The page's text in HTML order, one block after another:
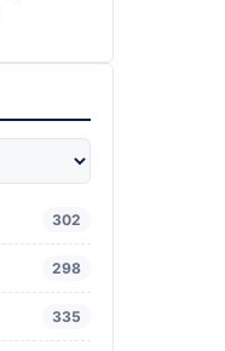
302
298
335